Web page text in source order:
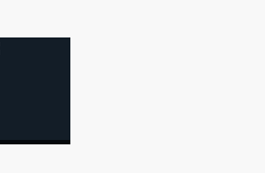
对
住三大增长引擎是什么？